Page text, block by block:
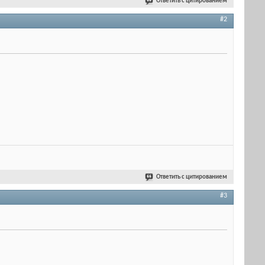
#2
Ответить с цитированием
#3